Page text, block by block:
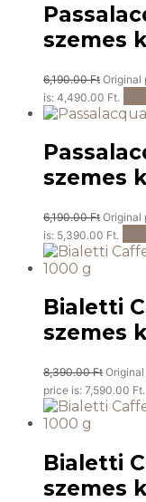
szemes
6,190.00Ft Original
is: 4,490.00 Ft.
szemes
6,190.00Ft Original
is: 5,390.00 Ft.
Bialetti
szemes
8,390.00Ft
price is: 7,590.00 Ft.
Bialetti
szemes